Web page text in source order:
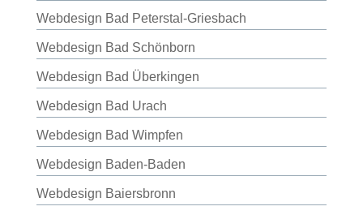
Webdesign Bad Peterstal-Griesbach
Webdesign Bad Schönborn
Webdesign Bad Überkingen
Webdesign Bad Urach
Webdesign Bad Wimpfen
Webdesign Baden-Baden
Webdesign Baiersbronn